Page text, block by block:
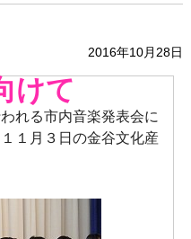
2016年10月28日
けて
れる市内音楽発表会に
１月３日の金谷文化産